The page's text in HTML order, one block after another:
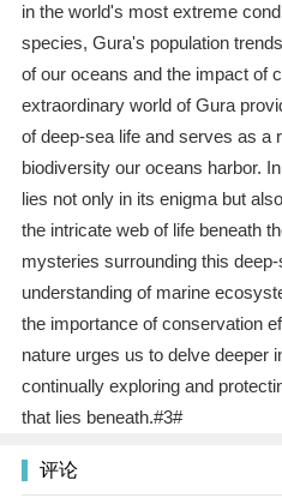
in the world's most extreme
species, Gura's population
of our oceans and the impact of
extraordinary world of Gura
of deep-sea life and serves as a
biodiversity our oceans harbor.
lies not only in its enigma but
the intricate web of life beneath
mysteries surrounding this
understanding of marine
the importance of conservation
nature urges us to delve deeper
continually exploring and
that lies beneath.#3#
评论